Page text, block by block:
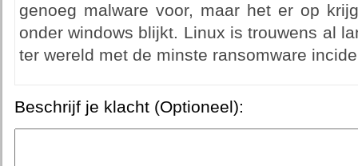
genoeg malware voor, maar het er op
onder windows blijkt. Linux is trouwens al
ter wereld met de minste ransomware
Beschrijf je klacht (Optioneel):